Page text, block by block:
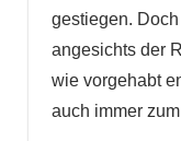
gestiegen.
angesichts der
wie vorgehabt
auch immer